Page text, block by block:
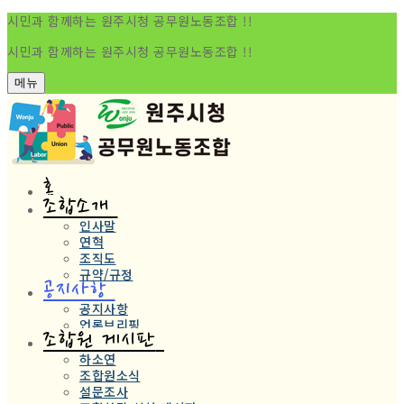
시민과 함께하는 원주시청 공무원노동조합 !!
시민과 함께하는 원주시청 공무원노동조합 !!
메뉴
홈
조합소개
인사말
연혁
조직도
규약/규정
공지사항
공지사항
언론브리핑
조합원 게시판
하소연
조합원소식
설문조사